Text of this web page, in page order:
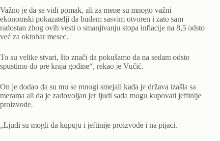
Važno je da se vidi pomak, ali za mene su mnogo važni
ekonomski pokazatelji da budem sasvim otvoren i zato sam
radostan zbog ovih vesti o smanjivanju stopa inflacije na 8,5 odsto
već za oktobar mesec.
To su velike stvari, što znači da pokušamo da na sedam odsto
spustimo do pre kraja godine“, rekao je Vučić.
On je dodao da su mu se mnogi smejali kada je država izašla sa
merama ali da je zadovoljan jer ljudi sada mogu kupovati jeftinije
proizvode.
„Ljudi su mogli da kupuju i jeftinije proizvode i na pijaci.